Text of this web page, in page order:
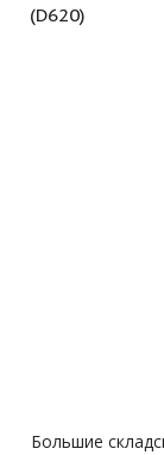
(D620)
Большие